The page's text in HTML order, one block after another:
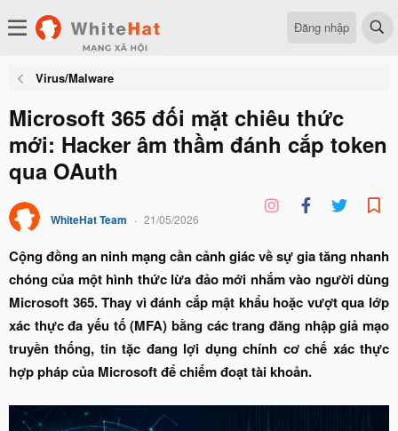
Đăng nhập
Virus/Malware
Microsoft 365 đối mặt chiêu thức
mới: Hacker âm thầm đánh cắp token
qua OAuth
WhiteHat Team 21/05/2026
Cộng đồng an ninh mạng cần cảnh giác về sự gia tăng nhanh
chóng của một hình thức lừa đảo mới nhắm vào người dùng
Microsoft 365. Thay vì đánh cắp mật khẩu hoặc vượt qua lớp
xác thực đa yếu tố (MFA) bằng các trang đăng nhập giả mạo
truyền thống, tin tặc đang lợi dụng chính cơ chế xác thực
hợp pháp của Microsoft để chiếm đoạt tài khoản.